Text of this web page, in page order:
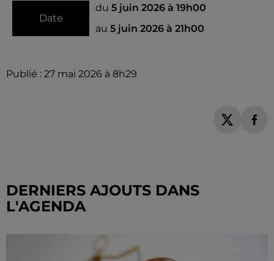
Date
du 5 juin 2026 à 19h00
au 5 juin 2026 à 21h00
Publié : 27 mai 2026 à 8h29
DERNIERS AJOUTS DANS
L'AGENDA